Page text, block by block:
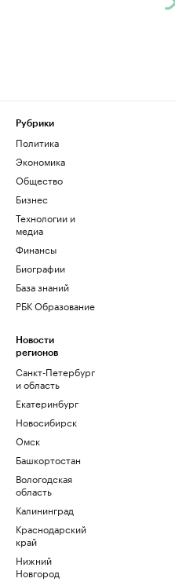
Рубрики
Политика
Экономика
Общество
Бизнес
Технологии и
медиа
Финансы
Биографии
База знаний
РБК Образование
Новости
регионов
Санкт-Петербург
и область
Екатеринбург
Новосибирск
Омск
Башкортостан
Вологодская
область
Калининград
Краснодарский
край
Нижний
Новгород